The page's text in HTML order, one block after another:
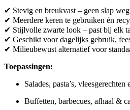
✔ Stevig en breukvast – geen slap
✔ Meerdere keren te gebruiken én
✔ Stijlvolle zwarte look – past bij elk
✔ Geschikt voor dagelijks gebruik,
✔ Milieubewust alternatief voor
Toepassingen:
Salades, pasta’s, vleesgerechten
Buffetten, barbecues, afhaal &